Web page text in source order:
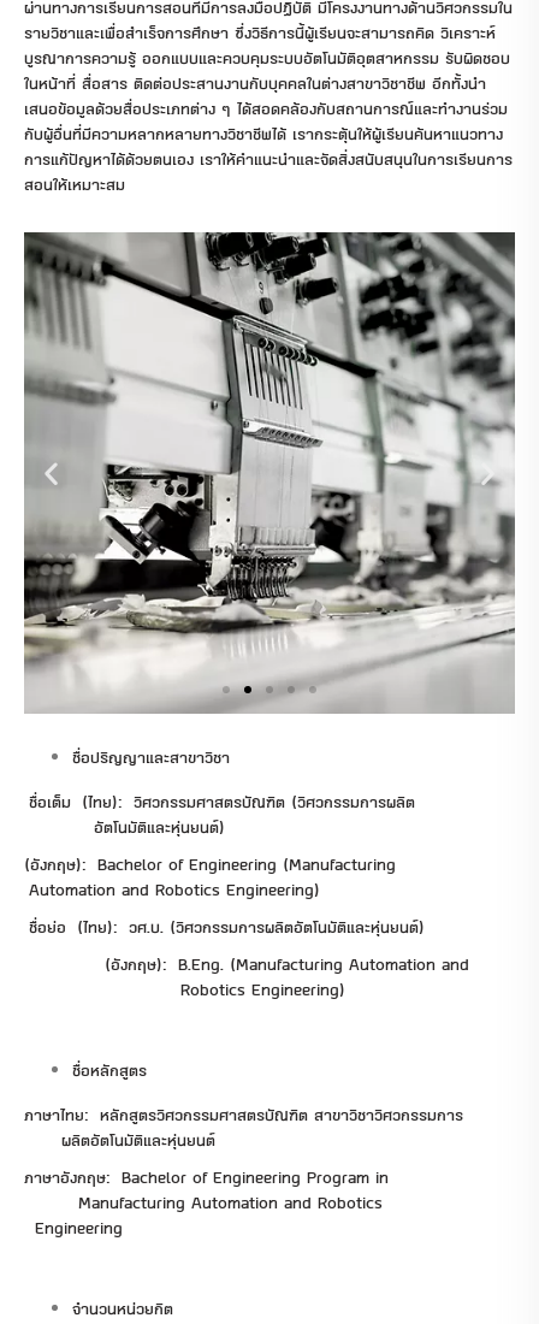
ผ่านทางการเรียนการสอนที่มีการลงมือปฏิบัติ มีโครงงานทางด้านวิศวกรรมใน
รายวิชาและเพื่อสำเร็จการศึกษา ซึ่งวิธีการนี้ผู้เรียนจะสามารถคิด วิเคราะห์
บูรณาการความรู้ ออกแบบและควบคุมระบบอัตโนมัติอุตสาหกรรม รับผิดชอบ
ในหน้าที่ สื่อสาร ติดต่อประสานงานกับบุคคลในต่างสาขาวิชาชีพ อีกทั้งนำ
เสนอข้อมูลด้วยสื่อประเภทต่าง ๆ ได้สอดคล้องกับสถานการณ์และทำงานร่วม
กับผู้อื่นที่มีความหลากหลายทางวิชาชีพได้ เรากระตุ้นให้ผู้เรียนค้นหาแนวทาง
การแก้ปัญหาได้ด้วยตนเอง เราให้คำแนะนำและจัดสิ่งสนับสนุนในการเรียนการ
สอนให้เหมาะสม
ชื่อปริญญาและสาขาวิชา
ชื่อเต็ม (ไทย): วิศวกรรมศาสตรบัณฑิต (วิศวกรรมการผลิต
อัตโนมัติและหุ่นยนต์)
(อังกฤษ): Bachelor of Engineering (Manufacturing
Automation and Robotics Engineering)
ชื่อย่อ (ไทย): วศ.บ. (วิศวกรรมการผลิตอัตโนมัติและหุ่นยนต์)
(อังกฤษ): B.Eng. (Manufacturing Automation and
Robotics Engineering)
ชื่อหลักสูตร
ภาษาไทย: หลักสูตรวิศวกรรมศาสตรบัณฑิต สาขาวิชาวิศวกรรมการ
ผลิตอัตโนมัติและหุ่นยนต์
ภาษาอังกฤษ: Bachelor of Engineering Program in
Manufacturing Automation and Robotics
Engineering
จำนวนหน่วยกิต